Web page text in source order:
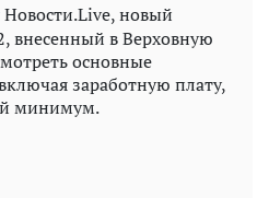
Новости.Live, новый
внесенный в Верховную
основные
заработную плату,
минимум.